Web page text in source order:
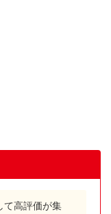
て高評価が集